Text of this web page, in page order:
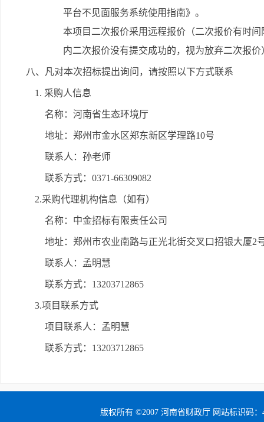
平台不见面服务系统使用指南》。
本项目二次报价采用远程报价（二次报价有时
内二次报价没有提交成功的，视为放弃二次报价
八、凡对本次招标提出询问，请按照以下方式联系
1. 采购人信息
名称：河南省生态环境厅
地址：郑州市金水区郑东新区学理路10号
联系人：孙老师
联系方式：0371-66309082
2.采购代理机构信息（如有）
名称：中金招标有限责任公司
地址：郑州市农业南路与正光北街交叉口招银大厦2
联系人：孟明慧
联系方式：13203712865
3.项目联系方式
项目联系人：孟明慧
联系方式：13203712865
版权所有 ©2007 河南省财政厅 网站标识码：